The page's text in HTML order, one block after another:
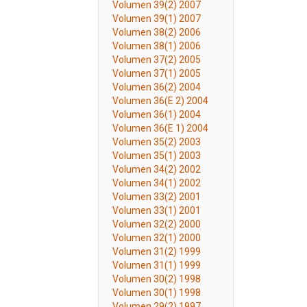
Volumen 39(2) 2007
Volumen 39(1) 2007
Volumen 38(2) 2006
Volumen 38(1) 2006
Volumen 37(2) 2005
Volumen 37(1) 2005
Volumen 36(2) 2004
Volumen 36(E 2) 2004
Volumen 36(1) 2004
Volumen 36(E 1) 2004
Volumen 35(2) 2003
Volumen 35(1) 2003
Volumen 34(2) 2002
Volumen 34(1) 2002
Volumen 33(2) 2001
Volumen 33(1) 2001
Volumen 32(2) 2000
Volumen 32(1) 2000
Volumen 31(2) 1999
Volumen 31(1) 1999
Volumen 30(2) 1998
Volumen 30(1) 1998